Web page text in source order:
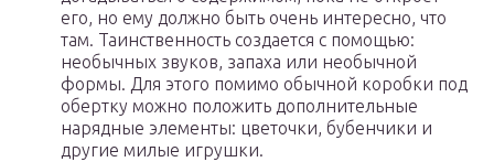
его, но ему должно быть очень интересно, что
там. Таинственность создается с помощью:
необычных звуков, запаха или необычной
формы. Для этого помимо обычной коробки под
обертку можно положить дополнительные
нарядные элементы: цветочки, бубенчики и
другие милые игрушки.